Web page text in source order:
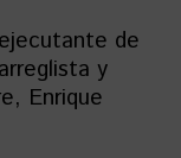
de
y
Enrique